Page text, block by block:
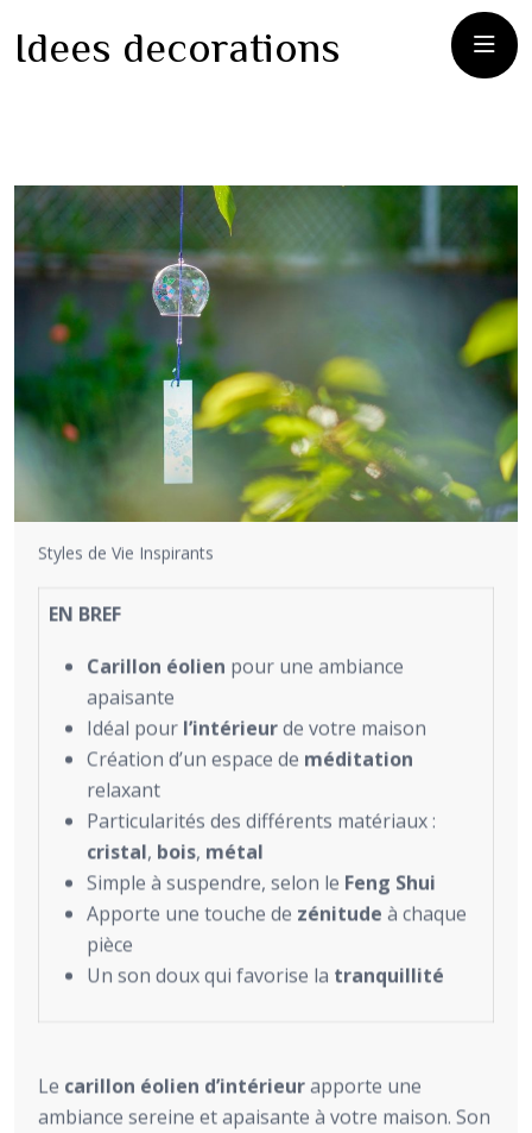
Idees decorations
Styles de Vie Inspirants
EN BREF
Carillon éolien pour une ambiance
apaisante
Idéal pour l’intérieurde votre maison
Création d’un espace de méditation
relaxant
Particularités des différents matériaux :
cristal, bois, métal
Simple à suspendre, selon le Feng Shui
Apporte une touche de zénitude à chaque
pièce
Un son doux qui favorise la tranquillité
Le carillon éolien d’intérieurapporte une
ambiance sereine et apaisante à votre maison. Son